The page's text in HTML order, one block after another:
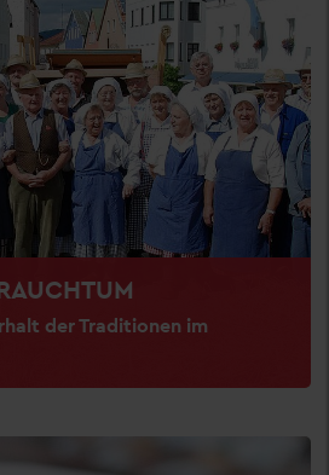
der Traditionen im